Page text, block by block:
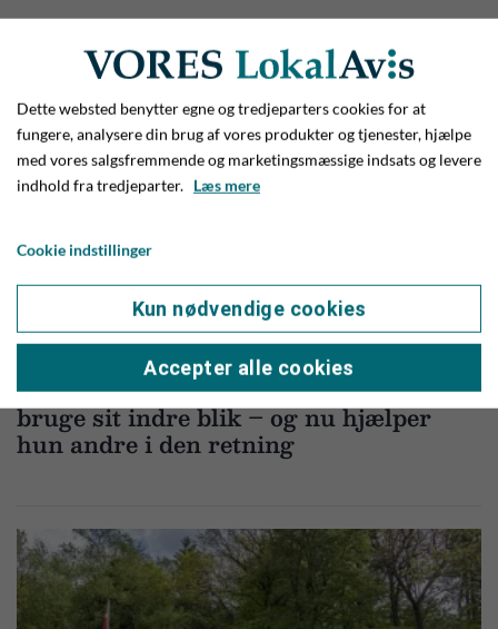
23. MAJ 2026
Da Annsofie mistede synet lærte hun at
bruge sit indre blik – og nu hjælper
hun andre i den retning
Dette websted benytter egne og tredjeparters cookies for at
fungere, analysere din brug af vores produkter og tjenester, hjælpe
med vores salgsfremmende og marketingsmæssige indsats og levere
indhold fra tredjeparter. Læs mere
Cookie indstillinger
Kun nødvendige cookies
Accepter alle cookies